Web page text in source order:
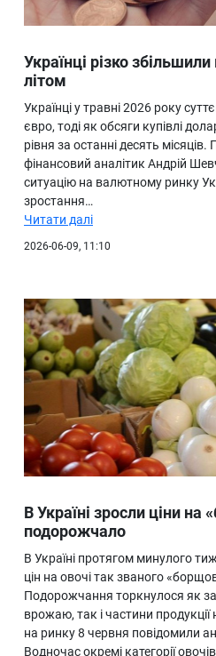
Українці різко
літом
Українці у травні 2026 року
євро, тоді як обсяги купівлі
рівня за останні десять
фінансовий аналітик Андрій
ситуацію на валютному ринку
зростання…
Читати далі
2026-06-09, 11:10
В Україні зросли ціни
подорожчало
В Україні протягом минулого
цін на овочі так званого
Подорожчання торкнулося як
врожаю, так і частини
на ринку 8 червня повідомили
Водночас окремі категорії